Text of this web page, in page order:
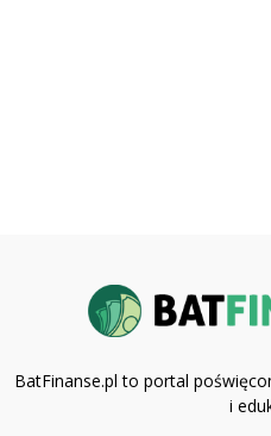
BatFinanse.pl to portal
i